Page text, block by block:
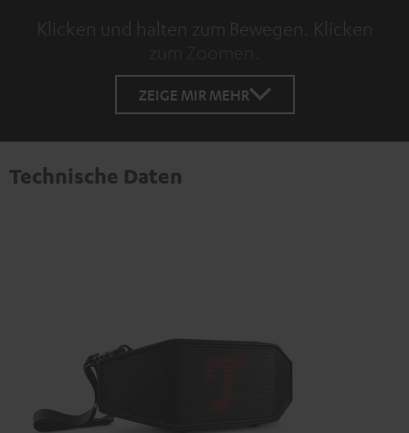
Klicken und halten zum Bewegen. Klicken
ZEIGE MIR MEHR
Technische Daten